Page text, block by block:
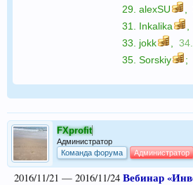
29. alexSU
31. Inkalika
33. jokk
35. Sorskiy ;
FXprofit
Администратор
Команда форума
Администратор
2016/11/21 — 2016/11/24 Вебинар